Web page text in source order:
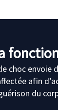
choc envoie
afin
du